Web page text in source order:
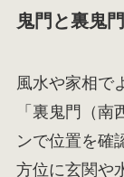
鬼門と裏鬼
風水や家相で
「裏鬼門（
ンで位置を確
方位に玄関や